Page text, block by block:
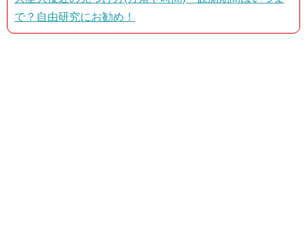
で？自由研究にお勧め！